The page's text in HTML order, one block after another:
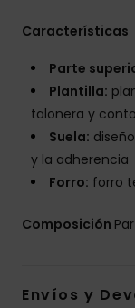
Características
Parte
Plantilla:
talonera y
Suela:
y la adherencia
Forro: forro
Composición
Envíos y